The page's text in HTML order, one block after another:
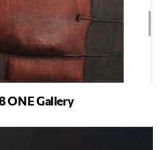
ONE Gallery